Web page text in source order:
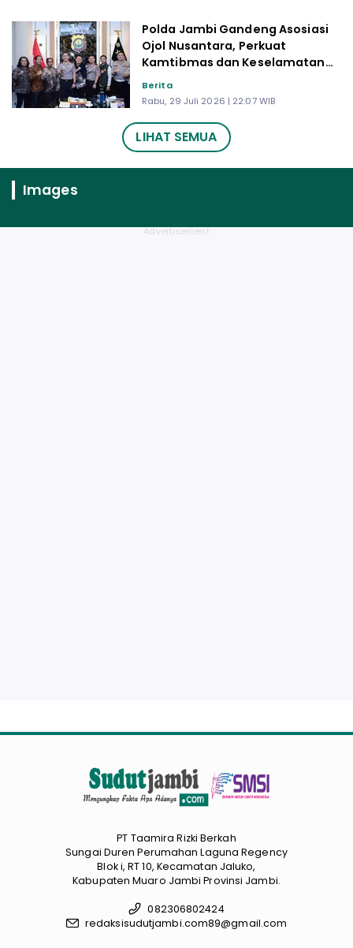
Polda Jambi Gandeng Asosiasi
Ojol Nusantara, Perkuat
Kamtibmas dan Keselamatan
Berlalu Lintas
Berita
Rabu, 29 Juli 2026 | 22:07 WIB
LIHAT SEMUA
Images
PT Taamira Rizki Berkah
Sungai Duren Perumahan Laguna Regency
Blok i, RT 10, Kecamatan Jaluko,
Kabupaten Muaro Jambi Provinsi Jambi.
082306802424
redaksisudutjambi.com89@gmail.com